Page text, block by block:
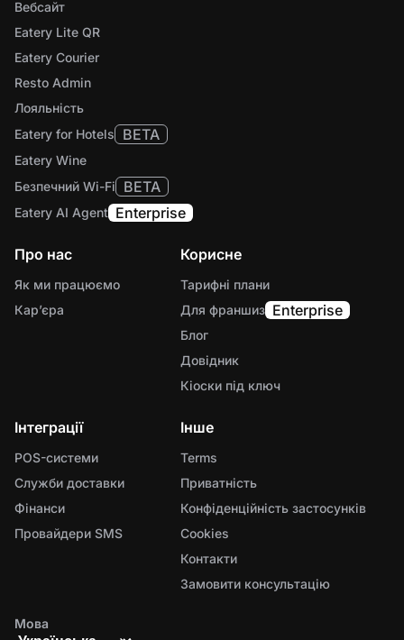
Вебсайт
Eatery Lite QR
Eatery Courier
Resto Admin
Лояльність
Eatery for Hotels
BETA
Eatery Wine
Безпечний Wi-Fi
BETA
Eatery AI Agent Enterprise
Про нас
Як ми працюємо
Карʼєра
Корисне
Тарифні плани
Для франшиз Enterprise
Блог
Довідник
Кіоски під ключ
Інтеграції
POS-системи
Служби доставки
Фінанси
Провайдери SMS
Інше
Terms
Приватність
Конфіденційність застосунків
Cookies
Контакти
Замовити консультацію
Мова